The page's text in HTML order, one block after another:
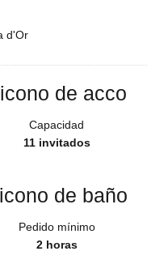
d'Or
Capacidad
11 invitados
Pedido mínimo
2 horas